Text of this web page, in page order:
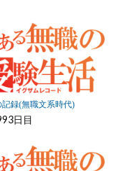
記録(無職文系時代)
日目